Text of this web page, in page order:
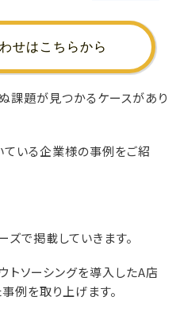
せはこちらから
課題が見つかるケースがあり
いる企業様の事例をご紹
ズで掲載していきます。
トソーシングを導入したA店
例を取り上げます。